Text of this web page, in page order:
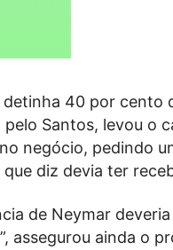
detinha 40 por cento
Santos, levou o
negócio, pedindo
diz devia ter
de Neymar
assegurou ainda o